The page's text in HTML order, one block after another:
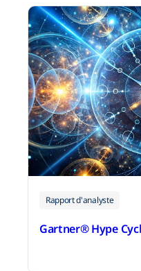
Rapport d'analyste
Gartner® Hype